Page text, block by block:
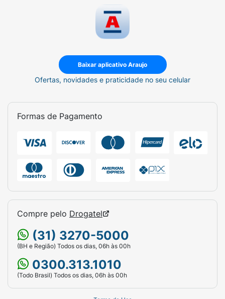
Baixar aplicativo Araujo
Ofertas, novidades e praticidade no seu celular
Formas de Pagamento
Compre pelo Drogatel
(31) 3270-5000
(BH e Região) Todos os dias, 06h às 00h
0300.313.1010
(Todo Brasil) Todos os dias, 06h às 00h